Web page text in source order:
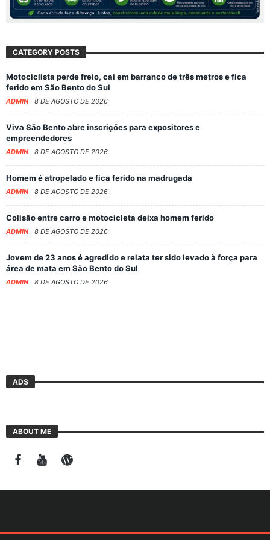
CATEGORY POSTS
Motociclista perde freio, cai em barranco de três metros e fica
ferido em São Bento do Sul
ADMIN 8 DE AGOSTO DE 2026
Viva São Bento abre inscrições para expositores e
empreendedores
ADMIN 8 DE AGOSTO DE 2026
Homem é atropelado e fica ferido na madrugada
ADMIN 8 DE AGOSTO DE 2026
Colisão entre carro e motocicleta deixa homem ferido
ADMIN 8 DE AGOSTO DE 2026
Jovem de 23 anos é agredido e relata ter sido levado à força para
área de mata em São Bento do Sul
ADMIN 8 DE AGOSTO DE 2026
ADS
ABOUT ME